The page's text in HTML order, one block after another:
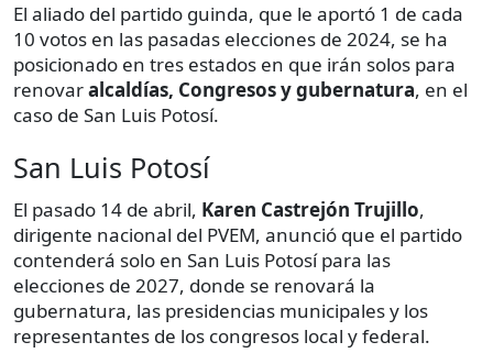
El aliado del partido guinda, que le aportó 1 de cada
10 votos en las pasadas elecciones de 2024, se ha
posicionado en tres estados en que irán solos para
renovaralcaldías, Congresos y gubernatura, en el
caso de San Luis Potosí.
San Luis Potosí
El pasado 14 de abril, Karen Castrejón Trujillo,
dirigente nacional del PVEM, anunció que el partido
contenderá solo en San Luis Potosí para las
elecciones de 2027, donde se renovará la
gubernatura, las presidencias municipales y los
representantes de los congresos local y federal.